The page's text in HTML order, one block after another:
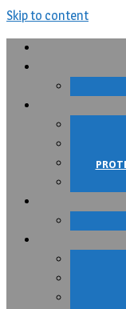
Skip to content